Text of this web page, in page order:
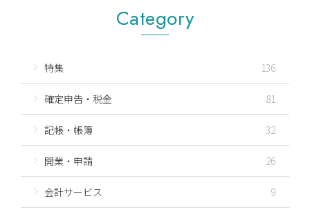
Category
特集 136
確定申告・税金 81
記帳・帳簿 32
開業・申請 26
会計サービス 9